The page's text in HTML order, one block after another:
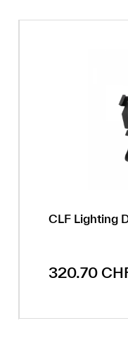
CLF Lighting
Prix régulier
320.70